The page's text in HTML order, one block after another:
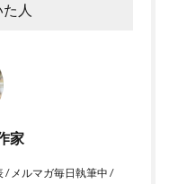
人
家
/ メルマガ毎日執筆中 /